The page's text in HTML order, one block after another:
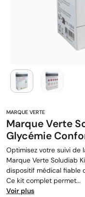
Marque Verte
Glycémie
Optimisez votre suivi de
Marque Verte Soludiab
dispositif médical fiable
Ce kit complet permet...
Voir plus